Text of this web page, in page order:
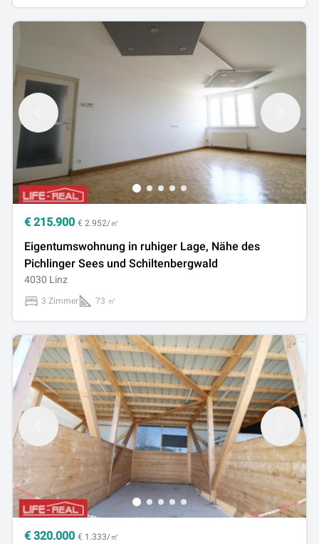
€ 215.900 € 2.952/㎡
Eigentumswohnung in ruhiger Lage, Nähe des
Pichlinger Sees und Schiltenbergwald
4030 Linz
3 Zimmer 73 ㎡
€ 320.000 € 1.333/㎡